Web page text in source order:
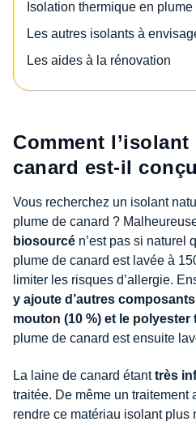
Isolation thermique en
Les autres isolants à
Les aides à la rénovation
Comment
canard est-il
Vous recherchez un isolant
plume de canard ?
biosourcé n’est pas si naturel
plume de canard est lavée à
limiter les risques d’allergie.
y ajoute d’autres
mouton (10 %) et le polyester
plume de canard est ensuite
La laine de canard étanttrès
traitée. De même un traitement
rendre ce matériau isolant plus